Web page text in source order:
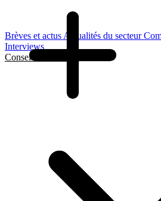
Brèves et actus Actualités du secteur
Interviews
Conseils et Guides